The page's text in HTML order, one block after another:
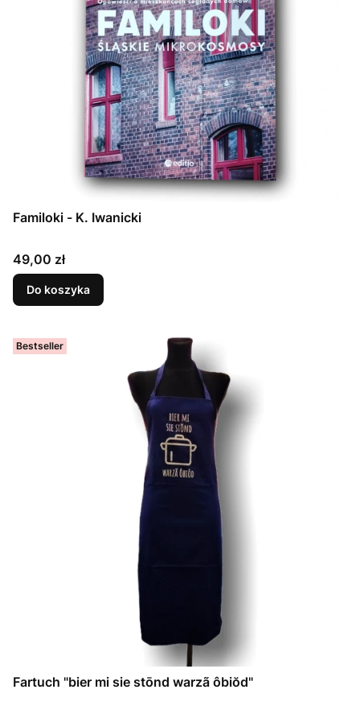
Familoki - K. Iwanicki
Cena
49,00 zł
Do koszyka
Bestseller
Fartuch "bier mi sie stōnd warzã ôbiŏd"